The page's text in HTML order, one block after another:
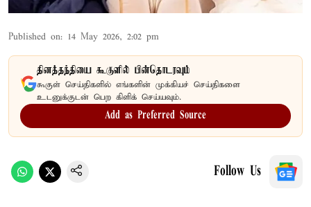
Published on: 14 May 2026, 2:02 pm
தினத்தந்தியை கூகுளில் பின்தொடரவும்
கூகுள் செய்திகளில் எங்களின் முக்கியச் செய்திகளை
உடனுக்குடன் பெற கிளிக் செய்யவும்.
Add as Preferred Source
Follow Us